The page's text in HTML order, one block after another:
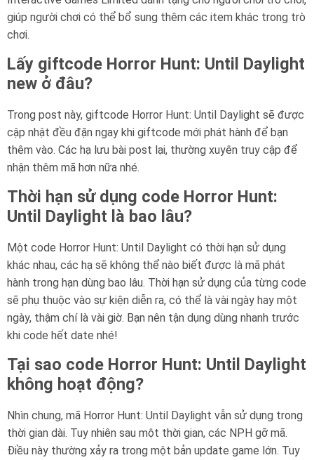
giúp người chơi có thể bổ sung thêm các item khác trong trò
chơi.
Lấy giftcode Horror Hunt: Until Daylight
new ở đâu?
Trong post này, giftcode Horror Hunt: Until Daylight sẽ được
cập nhật đều đặn ngay khi giftcode mới phát hành để bạn
thêm vào. Các hạ lưu bài post lại, thường xuyên truy cập để
nhận thêm mã hơn nữa nhé.
Thời hạn sử dụng code Horror Hunt:
Until Daylight là bao lâu?
Một code Horror Hunt: Until Daylight có thời hạn sử dụng
khác nhau, các hạ sẽ không thể nào biết được là mã phát
hành trong hạn dùng bao lâu. Thời hạn sử dụng của từng code
sẽ phụ thuộc vào sự kiện diễn ra, có thể là vài ngày hay một
ngày, thậm chí là vài giờ. Bạn nên tận dụng dùng nhanh trước
khi code hết date nhé!
Tại sao code Horror Hunt: Until Daylight
không hoạt động?
Nhìn chung, mã Horror Hunt: Until Daylight vẫn sử dụng trong
thời gian dài. Tuy nhiên sau một thời gian, các NPH gỡ mã.
Điều này thường xảy ra trong một bản update game lớn. Tuy